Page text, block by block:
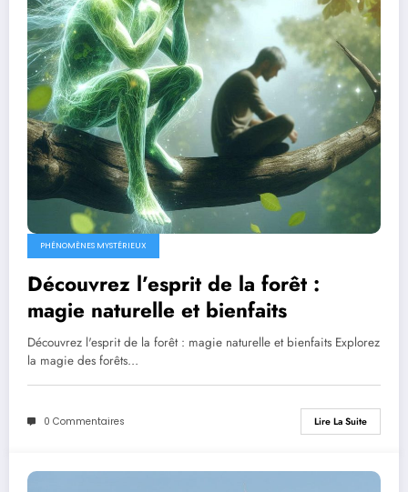
PHÉNOMÈNES MYSTÉRIEUX
Découvrez l’esprit de la forêt :
magie naturelle et bienfaits
Découvrez l'esprit de la forêt : magie naturelle et bienfaits Explorez
la magie des forêts…
0 Commentaires Lire La Suite